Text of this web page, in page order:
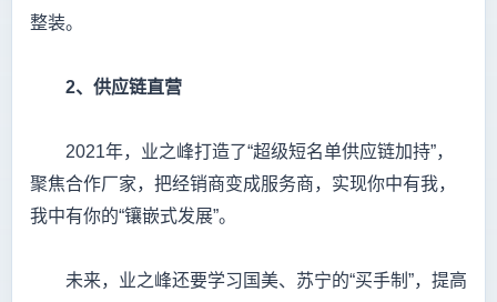
整装。
2、供应链直营
2021年，业之峰打造了“超级短名单供应链加持”，
聚焦合作厂家，把经销商变成服务商，实现你中有我，
我中有你的“镶嵌式发展”。
未来，业之峰还要学习国美、苏宁的“买手制”，提高